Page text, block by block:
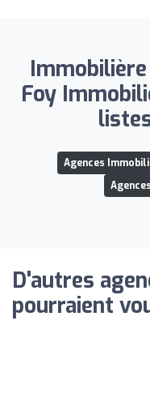
Foy
Agences
D'autres
pourraient